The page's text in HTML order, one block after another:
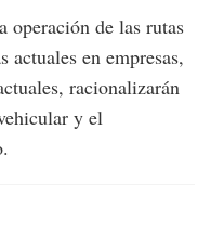
operación de las rutas
actuales en empresas,
racionalizarán
y el